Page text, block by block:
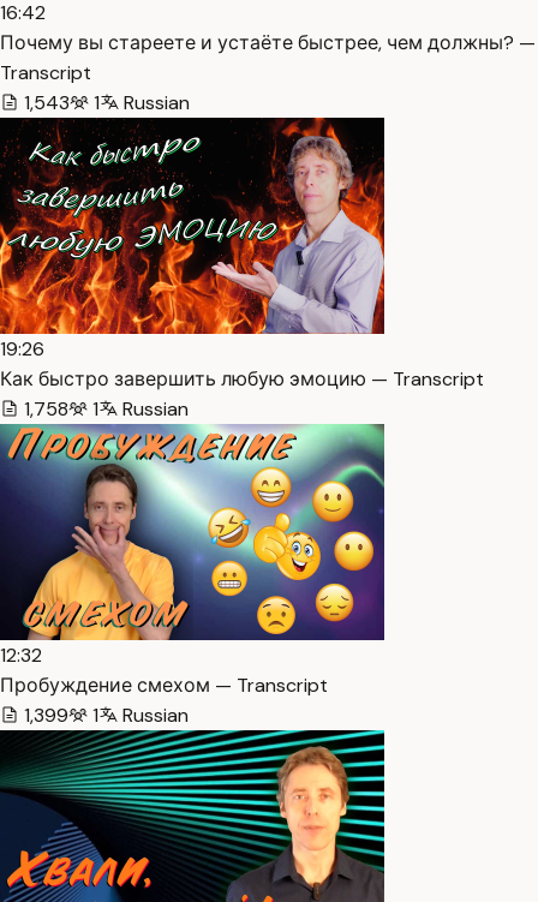
16:42
Почему вы стареете и устаёте быстрее, чем должны? —
Transcript
1,543
1 Russian
19:26
Как быстро завершить любую эмоцию — Transcript
1,758
1 Russian
12:32
Пробуждение смехом — Transcript
1,399
1 Russian